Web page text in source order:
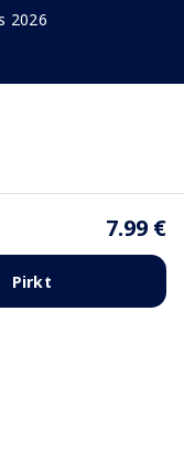
7.99 €
Pirkt
2026